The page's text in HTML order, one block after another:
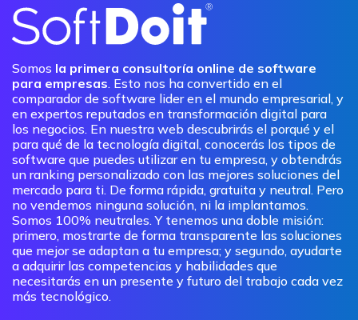
Somos la primera consultoría online de software
para empresas. Esto nos ha convertido en el
comparador de software lider en el mundo empresarial, y
en expertos reputados en transformación digital para
los negocios. En nuestra web descubrirás el porqué y el
para qué de la tecnología digital, conocerás los tipos de
software que puedes utilizar en tu empresa, y obtendrás
un ranking personalizado con las mejores soluciones del
mercado para ti. De forma rápida, gratuita y neutral. Pero
no vendemos ninguna solución, ni la implantamos.
Somos 100% neutrales. Y tenemos una doble misión:
primero, mostrarte de forma transparente las soluciones
que mejor se adaptan a tu empresa; y segundo, ayudarte
a adquirir las competencias y habilidades que
necesitarás en un presente y futuro del trabajo cada vez
más tecnológico.